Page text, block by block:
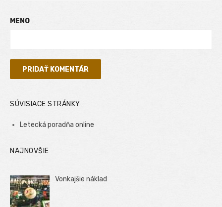
MENO
SÚVISIACE STRÁNKY
Letecká poradňa online
NAJNOVŠIE
Vonkajšie náklad